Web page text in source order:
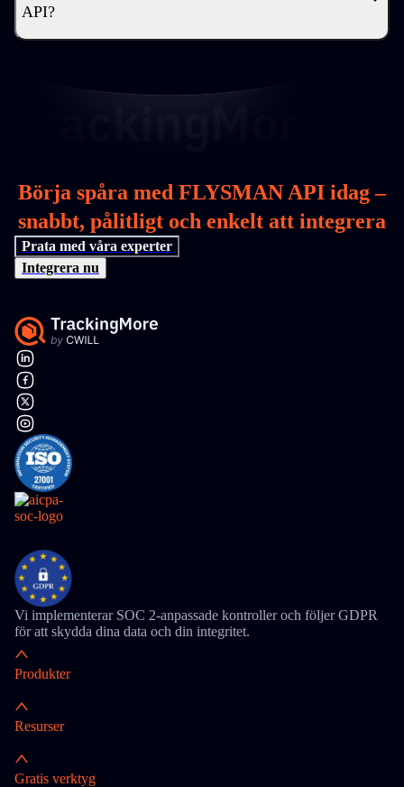
API?
Börja spåra med FLYSMAN API idag –
snabbt, pålitligt och enkelt att integrera
Prata med våra experter
Integrera nu
Vi implementerar SOC 2-anpassade kontroller och följer GDPR
för att skydda dina data och din integritet.
Produkter
Resurser
Gratis verktyg